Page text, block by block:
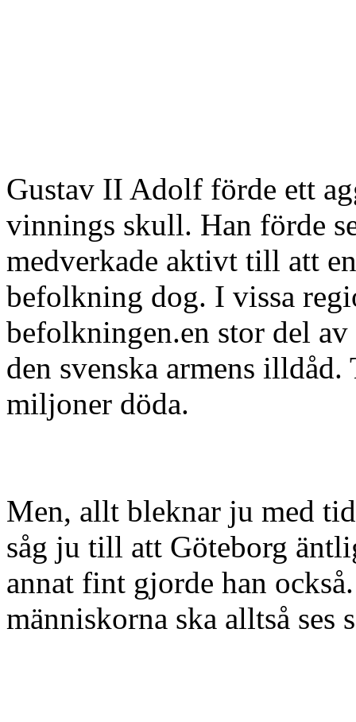
Gustav II Adolf förde ett
vinnings skull. Han förde
medverkade aktivt till att
befolkning dog. I vissa
befolkningen.en stor del
den svenska armens
miljoner döda.
Men, allt bleknar ju med
såg ju till att Göteborg
annat fint gjorde han
människorna ska alltså ses